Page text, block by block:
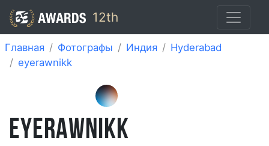
12th
Главная Фотографы Индия
Hyderabad
eyerawnikk
EYERAWNIKK